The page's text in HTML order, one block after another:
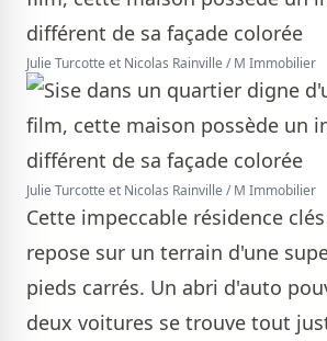
Julie Turcotte et Nicolas Rainville / M Immobilier
Julie Turcotte et Nicolas Rainville / M Immobilier
Cette impeccable résidence
repose sur un terrain d'une
pieds carrés. Un abri d'auto
deux voitures se trouve tout